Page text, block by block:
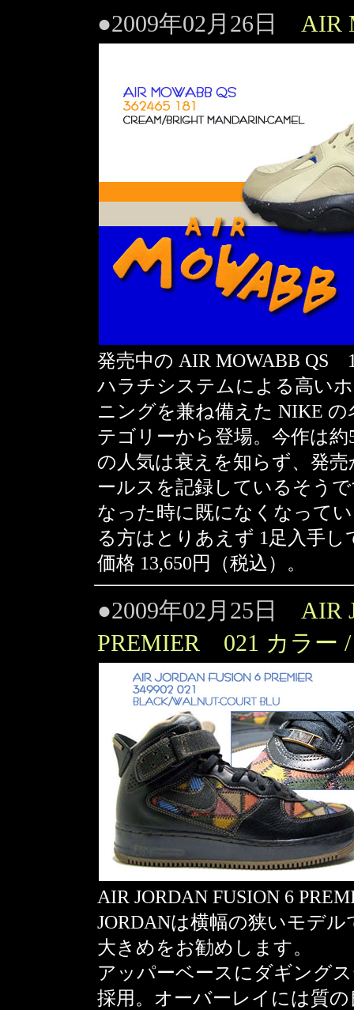
●2009年02月26日 AIR
発売中の AIR MOWABB QS
ハラチシステムによる高い
ニングを兼ね備えた NIKE
テゴリーから登場。今作は
の人気は衰えを知らず、発
ールスを記録しているそう
なった時に既になくなって
る方はとりあえず 1足入手
価格 13,650円（税込）。
●2009年02月25日
AIR
PREMIER 021 カラー /
AIR JORDAN FUSION 6
JORDANは横幅の狭いモデ
大きめをお勧めします。
アッパーベースにダギング
採用。オーバーレイには質